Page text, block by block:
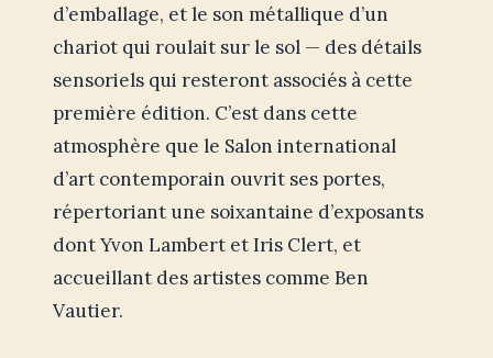
d’emballage, et le son métallique d’un
chariot qui roulait sur le sol — des détails
sensoriels qui resteront associés à cette
première édition. C’est dans cette
atmosphère que le Salon international
d’art contemporain ouvrit ses portes,
répertoriant une soixantaine d’exposants
dont Yvon Lambert et Iris Clert, et
accueillant des artistes comme Ben
Vautier.